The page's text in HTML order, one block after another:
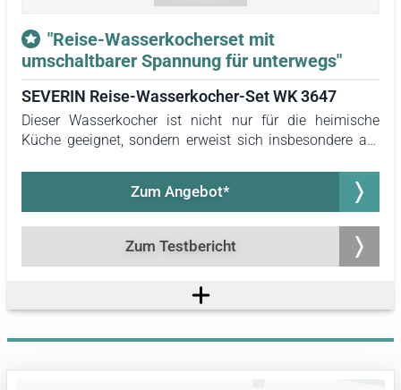
"Reise-Wasserkocherset mit
umschaltbarer Spannung für unterwegs"
SEVERIN Reise-Wasserkocher-Set WK 3647
Dieser Wasserkocher ist nicht nur für die heimische
Küche geeignet, sondern erweist sich insbesondere auf
Spannung ermöglicht den Einsatz in verschiedenen
Ländern. Zudem sind zwei Löffel und zwei
enthalten. Aufgrund dieser praktischen Eigenschaften
erhält der Wasserkocher von SEVERIN eine eindeutige
Zum Testbericht
Zum Angebot*